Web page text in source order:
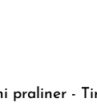
praliner -